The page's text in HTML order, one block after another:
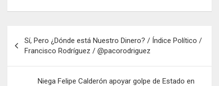
Noé
de
entradas
Sí, Pero ¿Dónde está Nuestro Dinero? / Índice Político /
Francisco Rodríguez / @pacorodriguez
Niega Felipe Calderón apoyar golpe de Estado en